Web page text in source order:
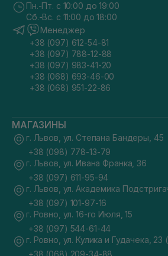
Пн.-Пт. с 10:00 до 19:00
Сб.-Вс. с 11:00 до 18:00
Менеджер
+38 (097) 612-54-81
+38 (097) 788-12-88
+38 (097) 983-41-20
+38 (068) 693-46-00
+38 (068) 951-22-86
МАГАЗИНЫ
г. Львов, ул. Степана Бандеры, 45
+38 (098) 778-13-79
г. Львов, ул. Ивана Франка, 36
+38 (097) 611-95-94
г. Львов, ул. Академика
+38 (097) 101-97-16
г. Ровно, ул. 16-го Июля, 15
+38 (097) 544-61-44
г. Ровно, ул. Кулика и Гудачека,
+38 (068) 209-34-88